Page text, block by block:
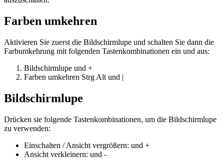
Farben umkehren
Aktivieren Sie zuerst die Bildschirmlupe und schalten Sie dann die
Farbumkehrung mit folgenden Tastenkombinationen ein und aus:
Bildschirmlupe und +
Farben umkehren Strg Alt und |
Bildschirmlupe
Drücken sie folgende Tastenkombinationen, um die Bildschirmlupe
zu verwenden:
Einschalten / Ansicht vergrößern: und +
Ansicht verkleinern: und -